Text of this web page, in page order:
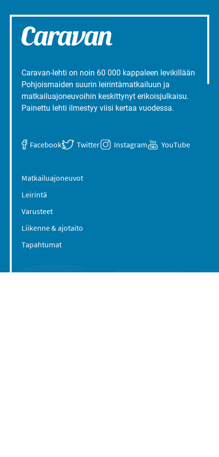
Caravan-lehti on noin 60 000 kappaleen levikillään
Pohjoismaiden suurin leirintämatkailuun ja
matkailuajoneuvoihin keskittynyt erikoisjulkaisu.
Painettu lehti ilmestyy viisi kertaa vuodessa.
Facebook Twitter Instagram YouTube
Matkailuajoneuvot
Leirintä
Varusteet
Liikenne & ajotaito
Tapahtumat